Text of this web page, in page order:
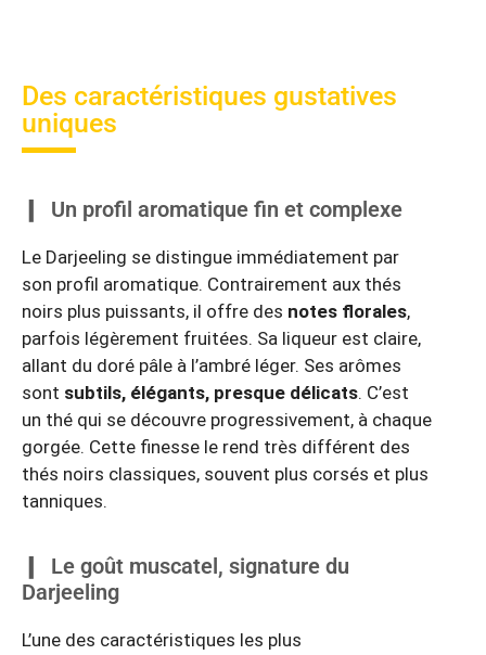
Des caractéristiques gustatives
uniques
Un profil aromatique fin et complexe
Le Darjeeling se distingue immédiatement par
son profil aromatique. Contrairement aux thés
noirs plus puissants, il offre des notes florales,
parfois légèrement fruitées. Sa liqueur est claire,
allant du doré pâle à l’ambré léger. Ses arômes
sont subtils, élégants, presque délicats. C’est
un thé qui se découvre progressivement, à chaque
gorgée. Cette finesse le rend très différent des
thés noirs classiques, souvent plus corsés et plus
tanniques.
Le goût muscatel, signature du
Darjeeling
L’une des caractéristiques les plus